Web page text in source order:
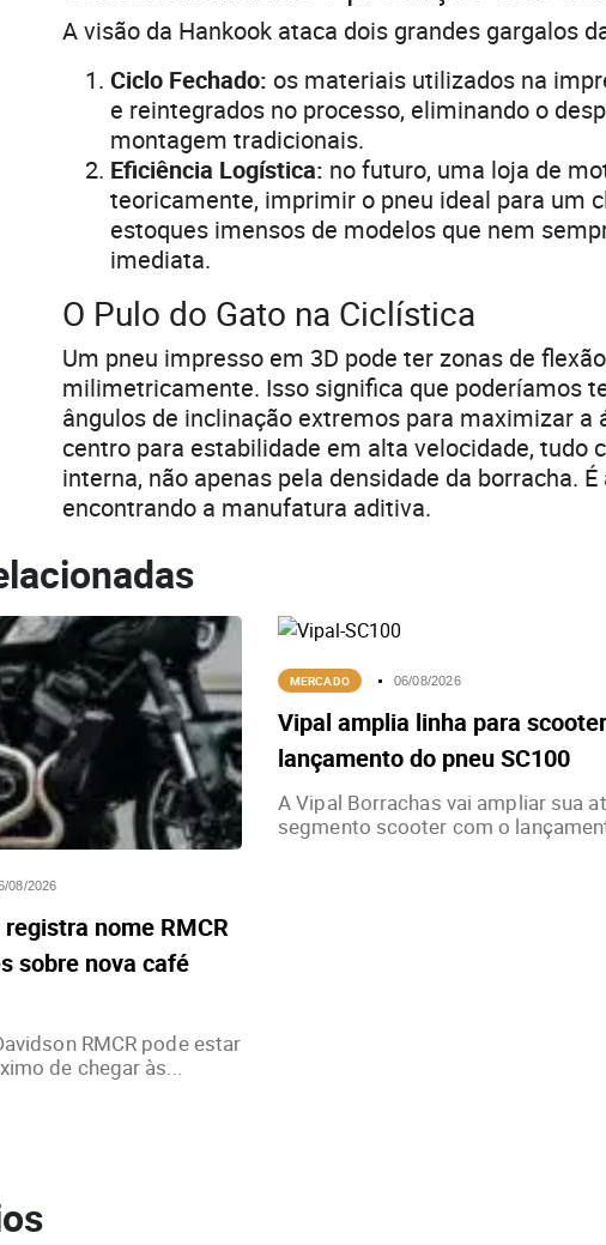
A visão da Hankook ataca dois grandes gargalos
Ciclo Fechado: os materiais utilizados na
e reintegrados no processo, eliminando o
montagem tradicionais.
Eficiência Logística: no futuro, uma loja de
teoricamente, imprimir o pneu ideal para um
estoques imensos de modelos que nem
imediata.
O Pulo do Gato na Ciclística
Um pneu impresso em 3D pode ter zonas de
milimetricamente. Isso significa que poderíamos
ângulos de inclinação extremos para maximizar a
centro para estabilidade em alta velocidade, tudo
interna, não apenas pela densidade da borracha.
encontrando a manufatura aditiva.
08/2026
nome RMCR
sobre nova café
RMCR pode estar
de chegar às...
MERCADO 06/08/2026
Vipal amplia linha para
lançamento do pneu SC100
A Vipal Borrachas vai ampliar sua
segmento scooter com o